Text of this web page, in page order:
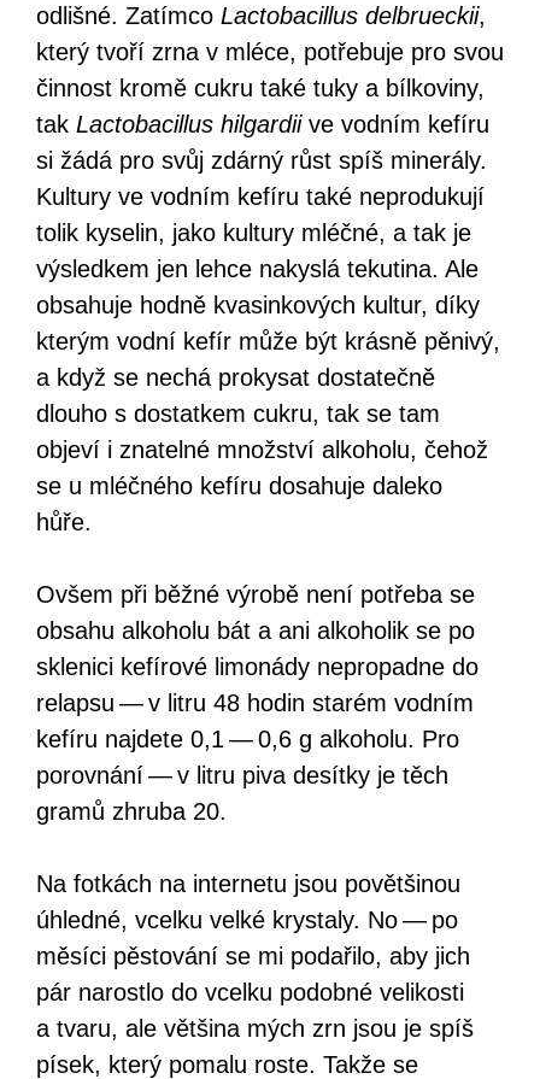
odlišné. Zatímco Lactobacillus delbrueckii,
který tvoří zrna v mléce, potřebuje pro svou
činnost kromě cukru také tuky a bílkoviny,
tak Lactobacillus hilgardiive vodním kefíru
si žádá pro svůj zdárný růst spíš minerály.
Kultury ve vodním kefíru také neprodukují
tolik kyselin, jako kultury mléčné, a tak je
výsledkem jen lehce nakyslá tekutina. Ale
obsahuje hodně kvasinkových kultur, díky
kterým vodní kefír může být krásně pěnivý,
a když se nechá prokysat dostatečně
dlouho s dostatkem cukru, tak se tam
objeví i znatelné množství alkoholu, čehož
se u mléčného kefíru dosahuje daleko
hůře.
Ovšem při běžné výrobě není potřeba se
obsahu alkoholu bát a ani alkoholik se po
sklenici kefírové limonády nepropadne do
relapsu — v litru 48 hodin starém vodním
kefíru najdete 0,1 — 0,6 g alkoholu. Pro
porovnání — v litru piva desítky je těch
gramů zhruba 20.
Na fotkách na internetu jsou povětšinou
úhledné, vcelku velké krystaly. No — po
měsíci pěstování se mi podařilo, aby jich
pár narostlo do vcelku podobné velikosti
a tvaru, ale většina mých zrn jsou je spíš
písek, který pomalu roste. Takže se